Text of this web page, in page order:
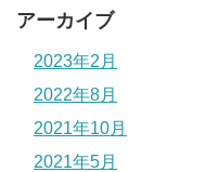
アーカイブ
2023年2月
2022年8月
2021年10月
2021年5月